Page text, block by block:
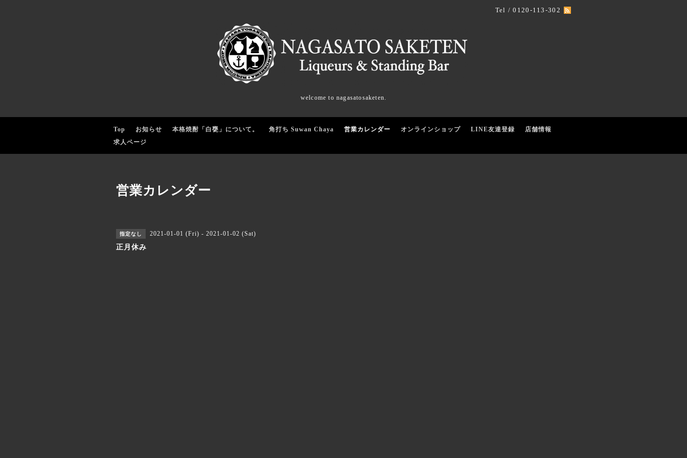
Tel / 0120-113-302
welcome to nagasatosaketen.
Top お知らせ 本格焼酎「白甕」について。 角打ち Suwan Chaya 営業カレンダー オンラインショップ LINE友達登録
店舗情報
求人ページ
営業カレンダー
指定なし 2021-01-01 (Fri) - 2021-01-02 (Sat)
正月休み